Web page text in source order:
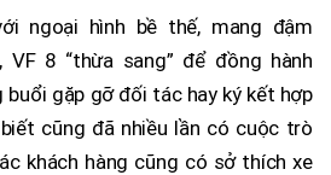
ngoại hình bề thế, mang đậm
VF 8 “thừa sang” để đồng hành
buổi gặp gỡ đối tác hay ký kết hợp
cũng đã nhiều lần có cuộc trò
khách hàng cũng có sở thích xe